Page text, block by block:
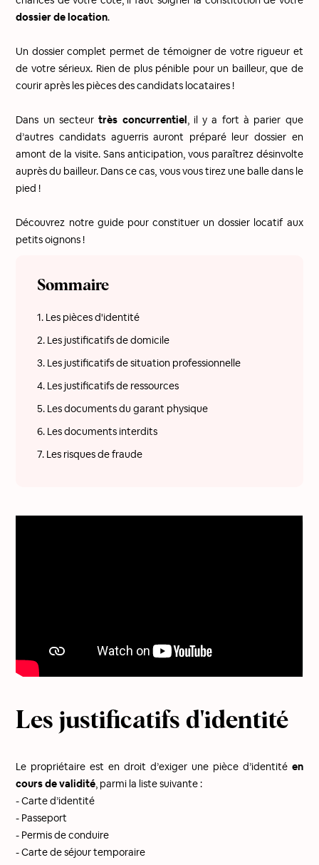
dossier de location.
Un dossier complet permet de témoigner de votre rigueur et
de votre sérieux. Rien de plus pénible pour un bailleur, que de
courir après les pièces des candidats locataires !
Dans un secteurtrès concurrentiel, il y a fort à parier que
d’autres candidats aguerris auront préparé leur dossier en
amont de la visite. Sans anticipation, vous paraîtrez désinvolte
auprès du bailleur. Dans ce cas, vous vous tirez une balle dans le
pied !
Découvrez notre guide pour constituer un dossier locatif aux
petits oignons !
Sommaire
1. Les pièces d'identité
2. Les justificatifs de domicile
3. Les justificatifs de situation professionnelle
4. Les justificatifs de ressources
5. Les documents du garant physique
6. Les documents interdits
7. Les risques de fraude
Les justificatifs d'identité
Le propriétaire est en droit d’exiger une pièce d’identité en
cours de validité, parmi la liste suivante :
- Carte d’identité
- Passeport
- Permis de conduire
- Carte de séjour temporaire